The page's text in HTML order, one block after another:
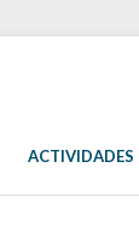
ACTIVIDADES